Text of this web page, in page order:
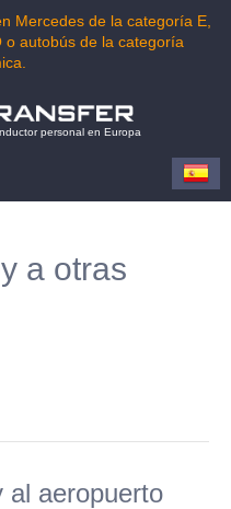
Mercedes de la categoría E,
o autobús de la categoría
personal en Europa
a otras
al aeropuerto